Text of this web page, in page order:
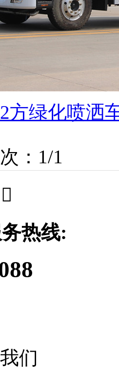
方绿化喷洒
：1/1

热线:
们